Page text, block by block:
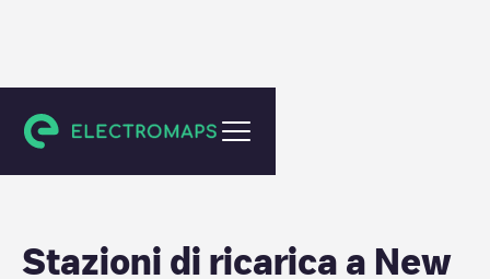
New York County
Stazioni di ricarica a New